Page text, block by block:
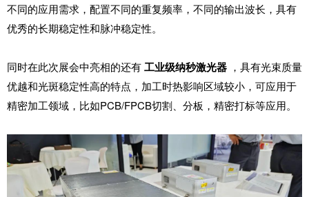
不同的应用需求，配置不同的重复频率，不同的输出波长，具有
优秀的长期稳定性和脉冲稳定性。
同时在此次展会中亮相的还有工业级纳秒激光器 ，具有光束质量
优越和光斑稳定性高的特点，加工时热影响区域较小，可应用于
精密加工领域，比如PCB/FPCB切割、分板，精密打标等应用。